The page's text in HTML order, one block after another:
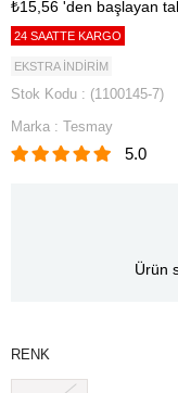
₺15,56 'den başlayan
24 SAATTE KARGO
EKSTRA İNDİRİM
Stok Kodu
(1100145-7)
Marka : Tesmay
5.0
Ürün
RENK